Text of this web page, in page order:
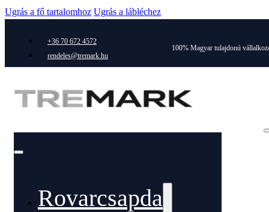
Ugrás a fő tartalomhoz Ugrás a lábléchez
+36 70 672 4572
rendeles@tremark.hu
100% Magyar tulajdonú
Rovarcsapda